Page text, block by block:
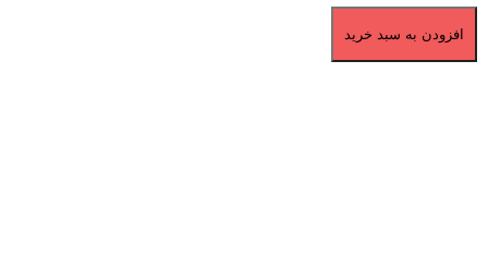
افزودن به سبد خرید
برگشت به بالا